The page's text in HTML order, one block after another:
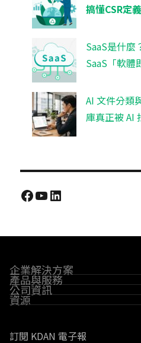
搞懂CSR定
SaaS是什麼
SaaS「軟體
AI 文件分類
庫真正被 AI
Facebook
YouTube
LinkedIn
企業解決方案
產品與服務
公司資訊
資源
訂閱 KDAN 電子報